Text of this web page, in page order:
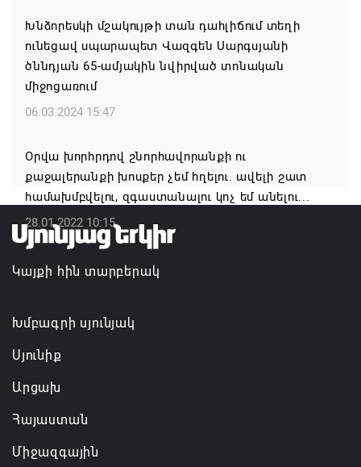
նախաձեռնությամբ ճանապարհաշինական
մեծածավալ աշխատանքներ՝ գյուղական
բնակավայրերում
07.08.2026 16:09
ուկրաինական գնացքին
07.08.2026 14:32
TRIP ծրագրով 120 մլն եվրո ներդրում՝
Հայաստանի մի շարք զբոսաշրջային
կլաստերների զարգացման համար
Խնձորեսկի մշակույթի տան դահլիճում տեղի
ունեցավ սպարապետ Վազգեն Սարգսյանի
ծննդյան 65-ամյակին նվիրված տոնական
միջոցառում
06.03.2024 15:47
Օրվա խորհրդով շնորհավորանքի ու
քաջալերանքի խոսքեր չեմ հղելու. ավելի շատ
համախմբվելու, զգաստանալու կոչ եմ անելու...
28.01.2022 10:15
Կայքի հին տարբերակ
Խմբագրի սյունյակ
Սյունիք
Արցախ
Հայաստան
Միջազգային